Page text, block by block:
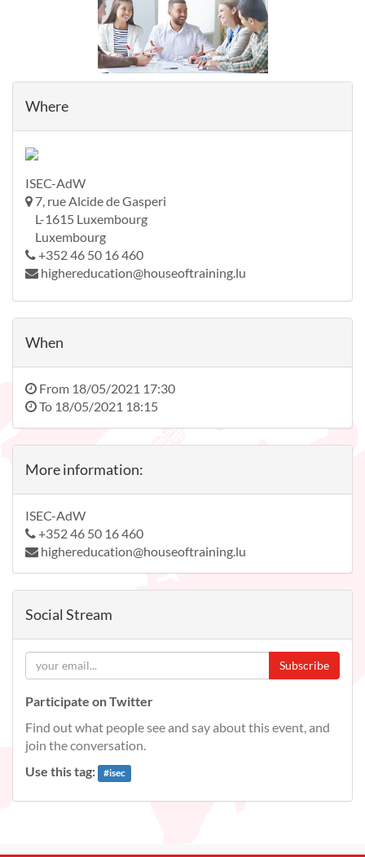
Where
ISEC-AdW
7, rue Alcide de Gasperi
L-1615 Luxembourg
Luxembourg
+352 46 50 16 460
highereducation@houseoftraining.lu
When
From 18/05/2021 17:30
To 18/05/2021 18:15
More information:
ISEC-AdW
+352 46 50 16 460
highereducation@houseoftraining.lu
Social Stream
Subscribe
Participate on Twitter
Find out what people see and say about this event, and
join the conversation.
Use this tag:
#isec